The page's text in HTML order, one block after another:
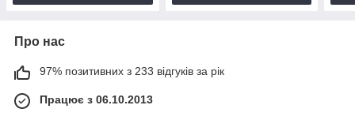
Про нас
97% позитивних з 233 відгуків за рік
Працює з 06.10.2013